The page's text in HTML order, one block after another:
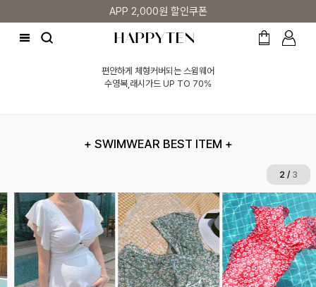
APP 2,000원 할인쿠폰
편안하게 체형커버되는 스윔웨어
수영복,래시가드 UP TO 70%
+ SWIMWEAR BEST ITEM +
2 / 3